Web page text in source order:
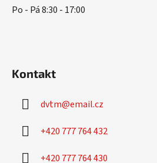
Po - Pá 8:30 - 17:00
Kontakt
dvtm@email.cz
+420 777 764 432
+420 777 764 430